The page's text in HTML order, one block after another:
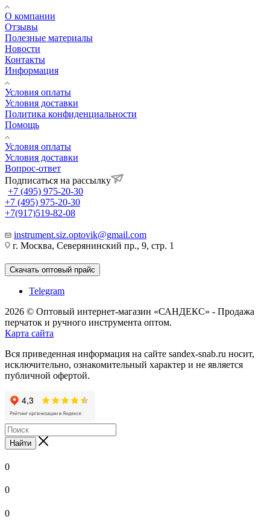
О компании
Отзывы
Полезные материалы
Новости
Контакты
Информация
Условия оплаты
Условия доставки
Политика конфиденциальности
Помощь
Условия оплаты
Условия доставки
Вопрос-ответ
Подписаться на рассылку
+7 (495) 975-20-30
+7 (495) 975-20-30
+7(917)519-82-08
instrument.siz.optovik@gmail.com
г. Москва, Северянинский пр., 9, стр. 1
Скачать оптовый прайс
Telegram
2026 © Оптовый интернет-магазин «САНДЕКС» - Продажа
перчаток и ручного инструмента оптом.
Карта сайта
Вся приведенная информация на сайте sandex-snab.ru носит,
исключительно, ознакомительный характер и не является
публичной офертой.
Найти
0
0
0